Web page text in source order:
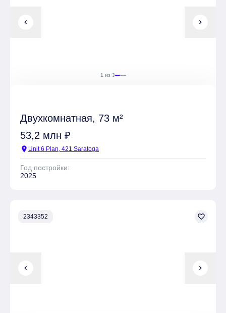
chevron_left chevron_right
1 из 3
Двухкомнатная, 73 м²
53,2 млн ₽
location_on Unit 6 Plan, 421 Saratoga
Год постройки:
2025
chevron_left chevron_right
2343352 favorite_border